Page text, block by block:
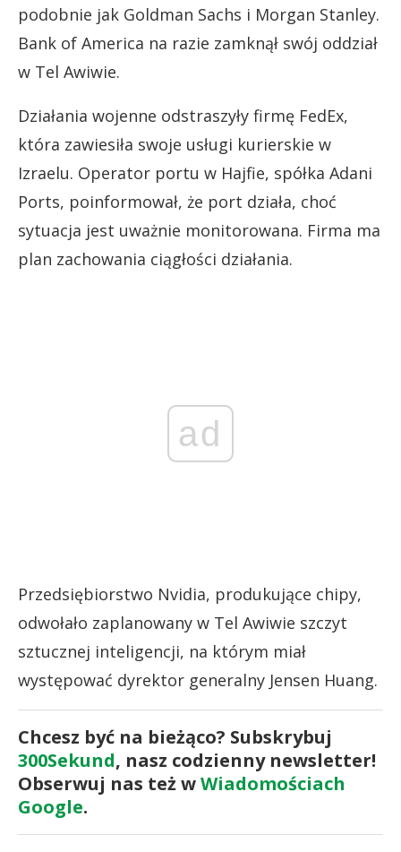
podobnie jak Goldman Sachs i Morgan Stanley.
Bank of America na razie zamknął swój oddział
w Tel Awiwie.
Działania wojenne odstraszyły firmę FedEx,
która zawiesiła swoje usługi kurierskie w
Izraelu. Operator portu w Hajfie, spółka Adani
Ports, poinformował, że port działa, choć
sytuacja jest uważnie monitorowana. Firma ma
plan zachowania ciągłości działania.
ad
Przedsiębiorstwo Nvidia, produkujące chipy,
odwołało zaplanowany w Tel Awiwie szczyt
sztucznej inteligencji, na którym miał
występować dyrektor generalny Jensen Huang.
Chcesz być na bieżąco? Subskrybuj
300Sekund, nasz codzienny newsletter!
Obserwuj nas też wWiadomościach
Google.